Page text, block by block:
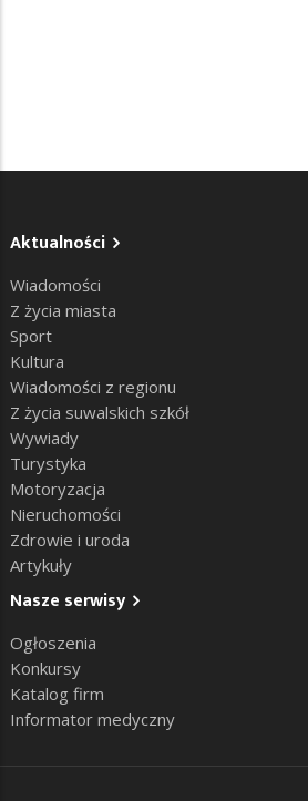
Aktualności
Wiadomości
Z życia miasta
Sport
Kultura
Wiadomości z regionu
Z życia suwalskich szkół
Wywiady
Turystyka
Motoryzacja
Nieruchomości
Zdrowie i uroda
Artykuły
Nasze serwisy
Ogłoszenia
Konkursy
Katalog firm
Informator medyczny